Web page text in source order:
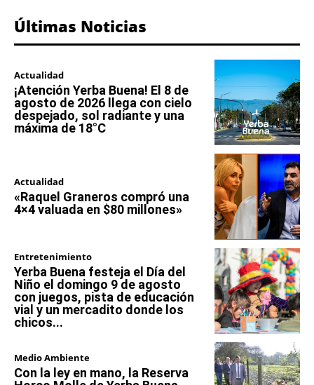
Últimas Noticias
Actualidad
¡Atención Yerba Buena! El 8 de
agosto de 2026 llega con cielo
despejado, sol radiante y una
máxima de 18°C
Actualidad
«Raquel Graneros compró una
4×4 valuada en $80 millones»
Entretenimiento
Yerba Buena festeja el Día del
Niño el domingo 9 de agosto
con juegos, pista de educación
vial y un mercadito donde los
chicos...
Medio Ambiente
Con la ley en mano, la Reserva